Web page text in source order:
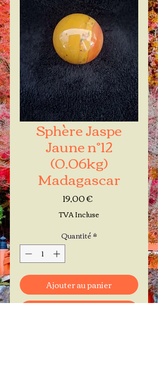
Sphère Jaspe
Jaune n°12
(0.06kg)
Madagascar
19,00 €Prix
TVA Incluse
Quantité*
Ajouter au panier